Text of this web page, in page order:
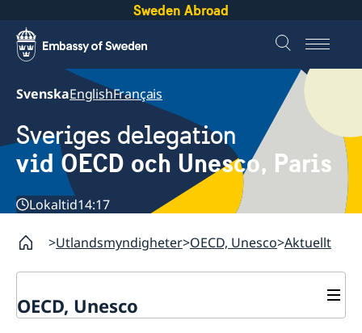
Sweden Abroad
SvenskaEnglishFrançais
Sveriges delegation
vid OECD och Unesco, Paris
Lokaltid14:17
Utlandsmyndigheter OECD, Unesco Aktuellt
OECD, Unesco